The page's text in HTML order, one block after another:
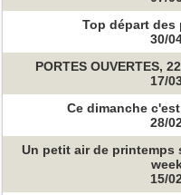
Top départ
30/
PORTES OUVERTES,
17/
Ce dimanche
28/
Un petit air de printemps
15/